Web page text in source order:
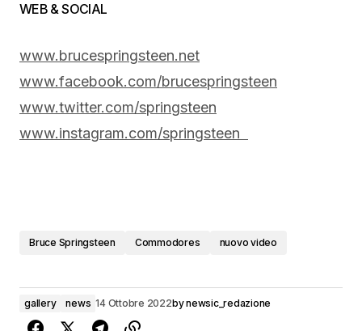
WEB & SOCIAL
www.brucespringsteen.net
www.facebook.com/brucespringsteen
www.twitter.com/springsteen
www.instagram.com/springsteen
Bruce Springsteen Commodores nuovo video
gallery news 14 Ottobre 2022bynewsic_redazione